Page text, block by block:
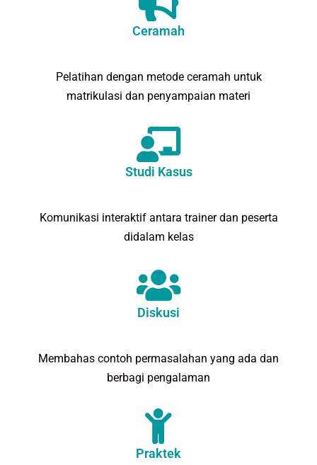
Ceramah
Pelatihan dengan metode ceramah untuk
matrikulasi dan penyampaian materi
Studi Kasus
Komunikasi interaktif antara trainer dan peserta
didalam kelas
Diskusi
Membahas contoh permasalahan yang ada dan
berbagi pengalaman
Praktek